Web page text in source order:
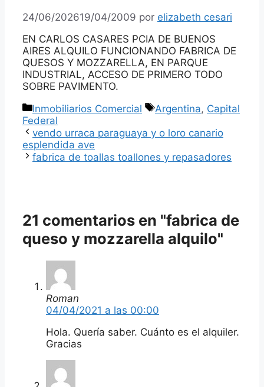
24/06/202619/04/2009 por elizabeth cesari
EN CARLOS CASARES PCIA DE BUENOS
AIRES ALQUILO FUNCIONANDO FABRICA DE
QUESOS Y MOZZARELLA, EN PARQUE
INDUSTRIAL, ACCESO DE PRIMERO TODO
SOBRE PAVIMENTO.
Categorías
Inmobiliarios Comercial Etiquetas
Argentina, Capital
Federal
vendo urraca paraguaya y o loro canario
esplendida ave
fabrica de toallas toallones y repasadores
21 comentarios en "fabrica de
queso y mozzarella alquilo"
Roman
04/04/2021 a las 00:00
Hola. Quería saber. Cuánto es el alquiler.
Gracias